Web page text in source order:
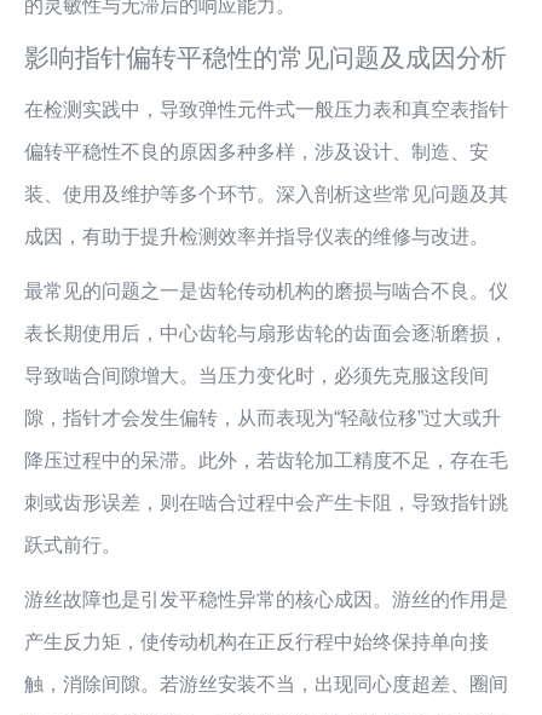
的灵敏性与无滞后的响应能力。
影响指针偏转平稳性的常见问题及成因分析
在检测实践中，导致弹性元件式一般压力表和真空表指针
偏转平稳性不良的原因多种多样，涉及设计、制造、安
装、使用及维护等多个环节。深入剖析这些常见问题及其
成因，有助于提升检测效率并指导仪表的维修与改进。
最常见的问题之一是齿轮传动机构的磨损与啮合不良。仪
表长期使用后，中心齿轮与扇形齿轮的齿面会逐渐磨损，
导致啮合间隙增大。当压力变化时，必须先克服这段间
隙，指针才会发生偏转，从而表现为“轻敲位移”过大或升
降压过程中的呆滞。此外，若齿轮加工精度不足，存在毛
刺或齿形误差，则在啮合过程中会产生卡阻，导致指针跳
跃式前行。
游丝故障也是引发平稳性异常的核心成因。游丝的作用是
产生反力矩，使传动机构在正反行程中始终保持单向接
触，消除间隙。若游丝安装不当，出现同心度超差、圈间